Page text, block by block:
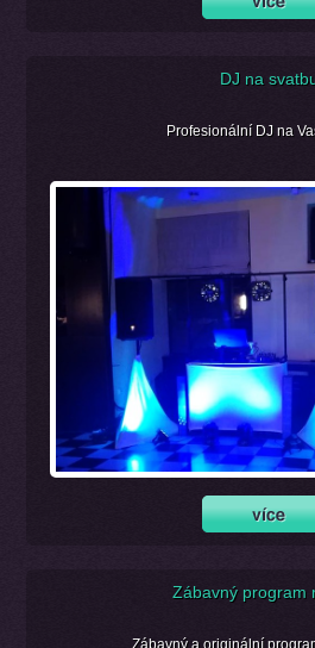
DJ na
Profesionální DJ na
Zábavný program